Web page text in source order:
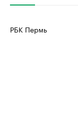
РБК Пермь